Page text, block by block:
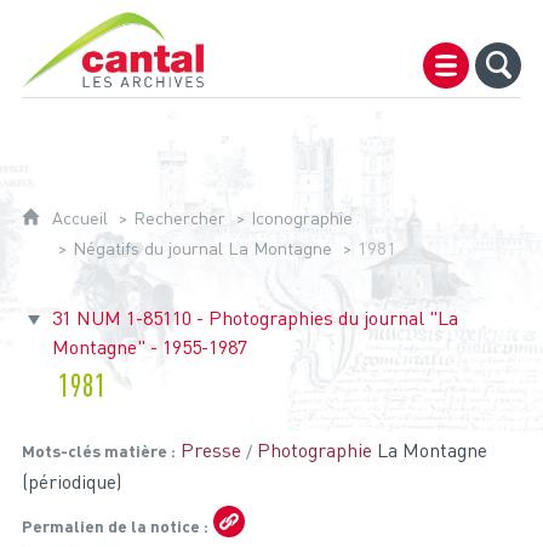
Archives du Cantal
Accueil Rechercher
Iconographie
Négatifs du journal La Montagne
1981
31 NUM 1-85110 - Photographies du journal "La
Montagne" - 1955-1987
1981
Mots-clés matière Presse Photographie La Montagne
(périodique)
Permalien de la notice